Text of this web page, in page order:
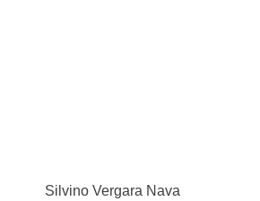
Silvino Vergara Nava